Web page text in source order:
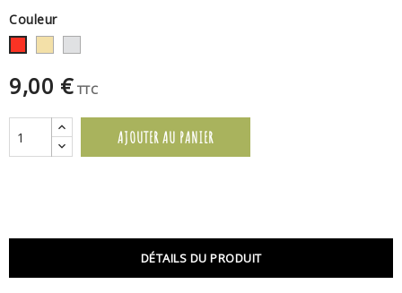
Couleur
Rouge
9,00 € TTC
AJOUTER AU PANIER
DÉTAILS DU PRODUIT